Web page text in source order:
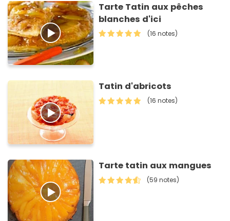
Tarte Tatin aux pêches
blanches d'ici
(16 notes)
Tatin d'abricots
(16 notes)
Tarte tatin aux mangues
(59 notes)